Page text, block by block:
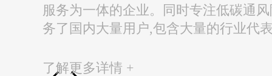
服务为一体的企业。同时专注低碳通
务了国内大量用户,包含大量的行业代
了解更多详情 +